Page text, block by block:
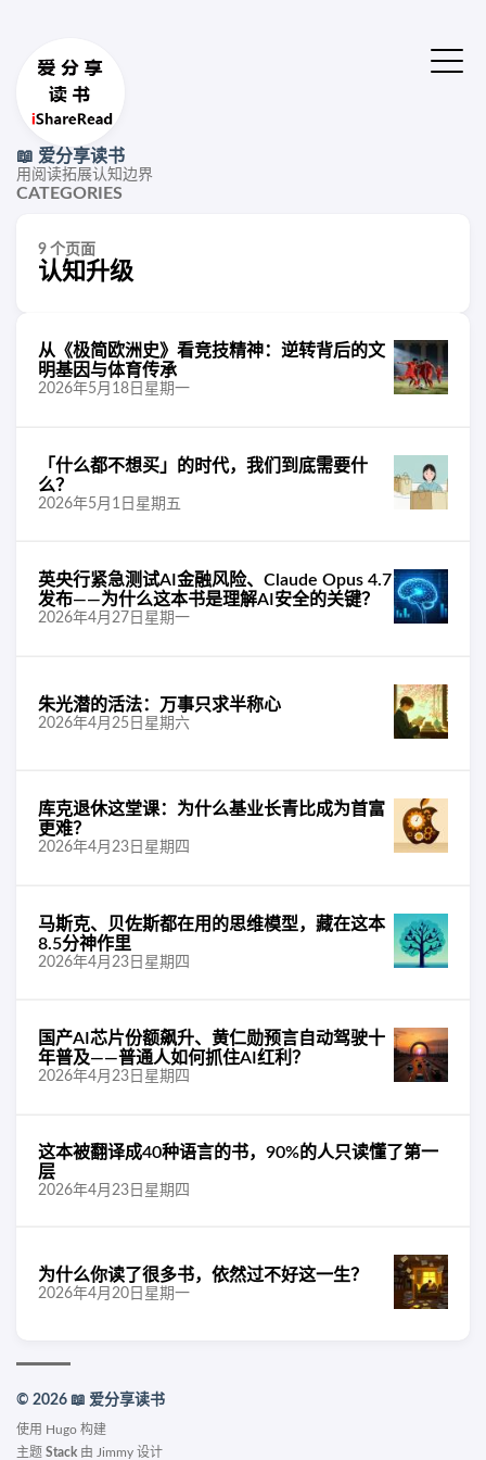
📖 爱分享读书
用阅读拓展认知边界
CATEGORIES
9 个页面
认知升级
从《极简欧洲史》看竞技精神：逆转背后的文
明基因与体育传承
2026年5月18日星期一
「什么都不想买」的时代，我们到底需要什
么？
2026年5月1日星期五
英央行紧急测试AI金融风险、Claude Opus 4.7
发布——为什么这本书是理解AI安全的关键？
2026年4月27日星期一
朱光潜的活法：万事只求半称心
2026年4月25日星期六
库克退休这堂课：为什么基业长青比成为首富
更难？
2026年4月23日星期四
马斯克、贝佐斯都在用的思维模型，藏在这本
8.5分神作里
2026年4月23日星期四
国产AI芯片份额飙升、黄仁勋预言自动驾驶十
年普及——普通人如何抓住AI红利？
2026年4月23日星期四
这本被翻译成40种语言的书，90%的人只读懂了第一
层
2026年4月23日星期四
为什么你读了很多书，依然过不好这一生？
2026年4月20日星期一
© 2026 📖 爱分享读书
使用 Hugo 构建
主题 Stack 由 Jimmy 设计